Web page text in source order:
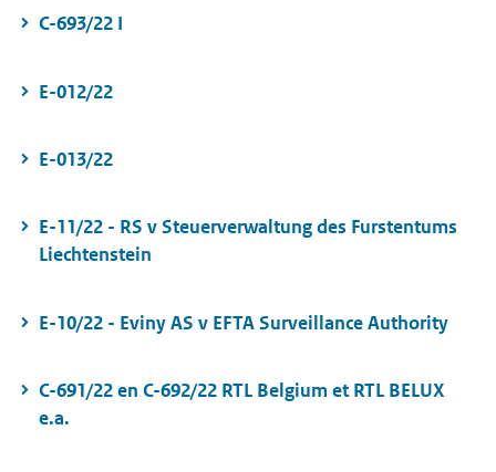
C-693/22 I
E-012/22
E-013/22
E-11/22 - RS v Steuerverwaltung des Furstentums
Liechtenstein
E-10/22 - Eviny AS v EFTA Surveillance Authority
C-691/22 en C-692/22 RTL Belgium et RTL BELUX
e.a.